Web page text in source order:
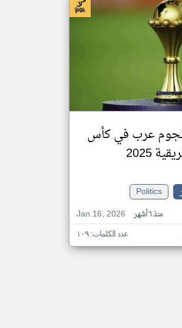
7 نجوم عرب في كأس
2025
Politics
Jan 16, 2026
منذ ٦ أشهر
عدد الكلمات: ١٠٩